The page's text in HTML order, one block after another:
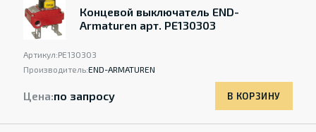
Концевой выключатель END-
Armaturen арт. PE130303
Артикул:PE130303
Производитель:END-ARMATUREN
Цена:по запросу В КОРЗИНУ